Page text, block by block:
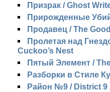
Призрак / Ghost
Прирожденные
Продавец / The
Пролетая над
Cuckoo’s Nest
Пятый Элемент /
Разборки в Стиле
Район №9 / District 9